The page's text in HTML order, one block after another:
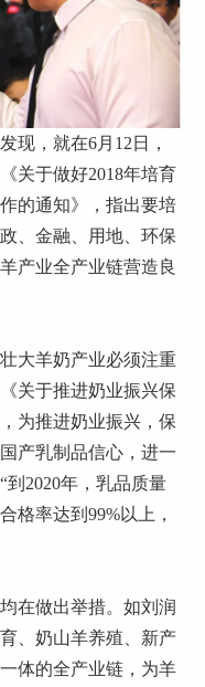
现，就在6月12日，
关于做好2018年培育
的通知》，指出要培
、金融、用地、环保
产业全产业链营造良
大羊奶产业必须注重
关于推进奶业振兴保
为推进奶业振兴，保
产乳制品信心，进一
2020年，乳品质量
格率达到99%以上，
做出举措。如刘润
、奶山羊养殖、新产
体的全产业链，为羊